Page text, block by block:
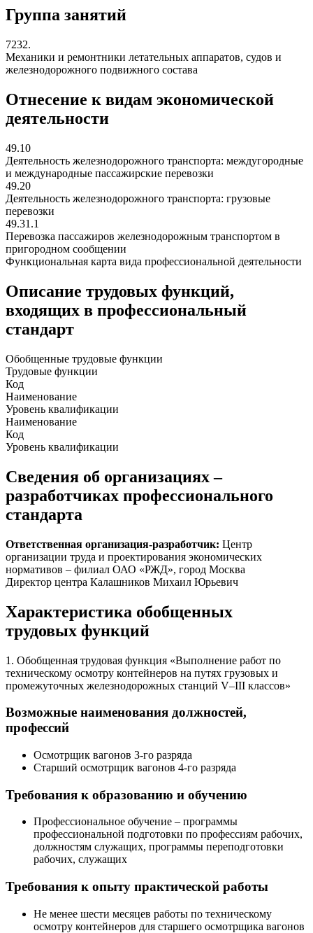
Группа занятий
7232.
Механики и ремонтники летательных аппаратов, судов и
железнодорожного подвижного состава
Отнесение к видам экономической
деятельности
49.10
Деятельность железнодорожного транспорта: междугородные
и международные пассажирские перевозки
49.20
Деятельность железнодорожного транспорта: грузовые
перевозки
49.31.1
Перевозка пассажиров железнодорожным транспортом в
пригородном сообщении
Функциональная карта вида профессиональной деятельности
Описание трудовых функций,
входящих в профессиональный
стандарт
Обобщенные трудовые функции
Трудовые функции
Код
Наименование
Уровень квалификации
Наименование
Код
Уровень квалификации
Сведения об организациях –
разработчиках профессионального
стандарта
Ответственная организация-разработчик: Центр
организации труда и проектирования экономических
нормативов – филиал ОАО «РЖД», город Москва
Директор центра Калашников Михаил Юрьевич
Характеристика обобщенных
трудовых функций
1. Обобщенная трудовая функция «Выполнение работ по
техническому осмотру контейнеров на путях грузовых и
промежуточных железнодорожных станций V–III классов»
Возможные наименования должностей,
профессий
Осмотрщик вагонов 3-го разряда
Старший осмотрщик вагонов 4-го разряда
Требования к образованию и обучению
Профессиональное обучение – программы
профессиональной подготовки по профессиям рабочих,
должностям служащих, программы переподготовки
рабочих, служащих
Требования к опыту практической работы
Не менее шести месяцев работы по техническому
осмотру контейнеров для старшего осмотрщика вагонов